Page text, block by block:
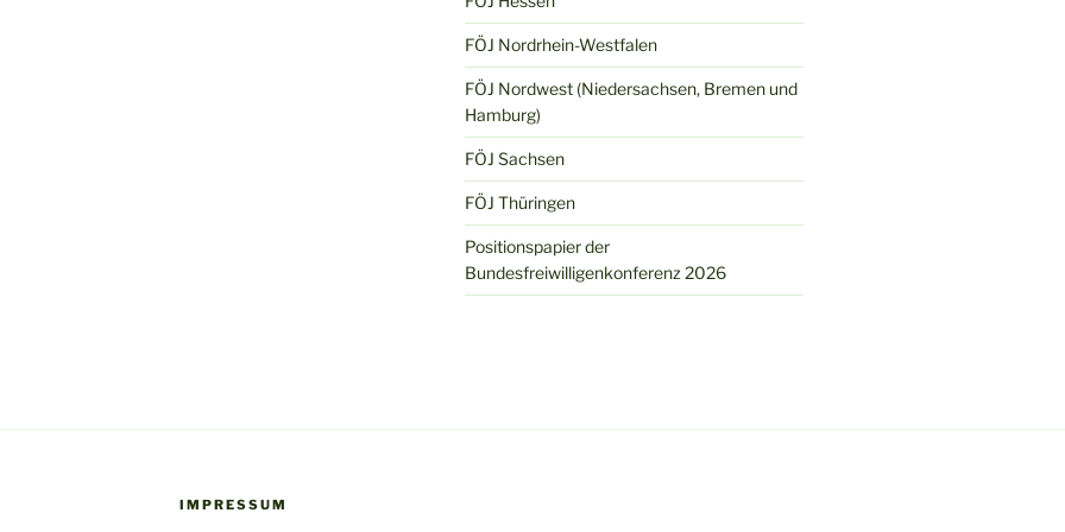
FÖJ Nordrhein-Westfalen
FÖJ Nordwest (Niedersachsen, Bremen und
Hamburg)
FÖJ Sachsen
FÖJ Thüringen
Positionspapier der
Bundesfreiwilligenkonferenz 2026
IMPRESSUM